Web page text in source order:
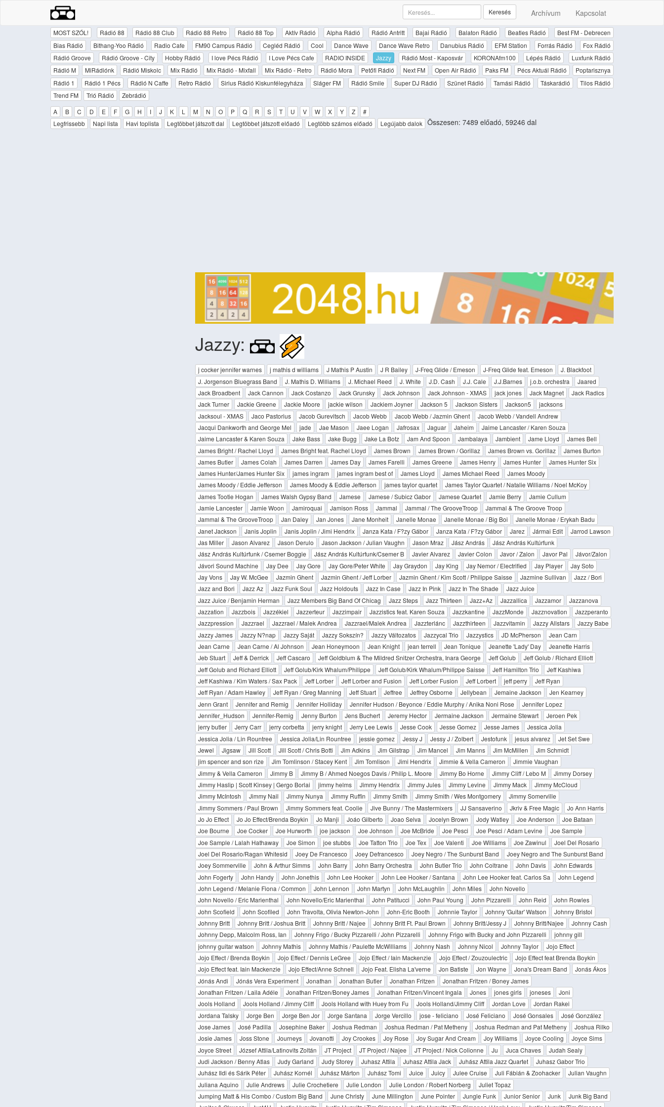
Archívum Kapcsolat
Keresés
MOST SZÓL! Rádió 88 Rádió 88 Club Rádió 88 Retro Rádió 88 Top Aktív Rádió Alpha Rádió Rádió Antritt Bajai Rádió Balaton Rádió Beatles Rádió
Best FM - Debrecen
Bias Rádió
Bithang-Yoo Rádió Radio Cafe FM90 Campus Rádió Cegléd Rádió Cool Dance Wave Dance Wave Retro Danubius Rádió EFM Station Forrás Rádió
Fox Rádió
Rádió Groove
Rádió Groove - City Hobby Rádió I love Pécs Rádió I Love Pécs Cafe RADIO INSIDE Jazzy Rádió Most - Kaposvár KORONAfm100 Lépés Rádió
Luxfunk Rádió
Rádió M
MiRádiónk Rádió Miskolc Mix Rádió Mix Rádió - Mixfall Mix Rádió - Retro Rádió Mora Petőfi Rádió Next FM Open Air Rádió Paks FM Pécs Aktuál Rádió
Poptarisznya
Rádió 1
Rádió 1 Pécs Rádió N Caffe Retro Rádió Sirius Rádió Kiskunfélegyháza Sláger FM Rádió Smile Super DJ Rádió Szünet Rádió Tamási Rádió Táskarádió
Tilos Rádió
Trend FM
Trió Rádió
Zebrádió
A
B C D E F G H I J K L M N O P Q R S T U V W X Y Z
#
Legfrissebb
Napi lista Havi toplista Legtöbbet játszott dal Legtöbbet játszott előadó Legtöbb számos előadó Legújabb dalok Összesen: 7489 előadó, 59246 dal
Jazzy:
j cocker jennifer warnes j mathis d williams J Mathis P Austin J R Bailey J-Freq Glide / Emeson J-Freq Glide feat. Emeson
J. Blackfoot
J. Jorgenson Bluegrass Band
J. Mathis D. Williams J. Michael Reed J. White J.D. Cash J.J. Cale J.J.Barnes j.o.b. orchestra
Jaared
Jack Broadbent
Jack Cannon Jack Costanzo Jack Grunsky Jack Johnson Jack Johnson - XMAS jack jones Jack Magnet
Jack Radics
Jack Turner
Jackie Greene Jackie Moore jackie wilson Jackiem Joyner Jackson 5 Jackson Sisters Jackson5
jacksons
Jacksoul - XMAS
Jaco Pastorius Jacob Gurevitsch Jacob Webb Jacob Webb / Jazmin Ghent
Jacob Webb / Vandell Andrew
Jacqui Dankworth and George Mel
jade Jae Mason Jaee Logan Jafrosax Jaguar Jaheim
Jaime Lancaster / Karen Souza
Jaime Lancaster & Karen Souza
Jake Bass Jake Bugg Jake La Botz Jam And Spoon Jambalaya Jambient Jame Lloyd
James Bell
James Bright / Rachel Lloyd
James Bright feat. Rachel Lloyd James Brown James Brown / Gorillaz James Brown vs. Gorillaz
James Burton
James Butler
James Colah James Darren James Day James Farelli James Greene James Henry James Hunter
James Hunter Six
James Hunter/James Hunter Six
james ingram james ingram best of James Lloyd James Michael Reed
James Moody
James Moody / Eddie Jefferson
James Moody & Eddie Jefferson james taylor quartet
James Taylor Quartet / Natalie Williams / Noel McKoy
James Tootie Hogan
James Walsh Gypsy Band Jamese Jamese / Subicz Gabor Jamese Quartet Jamie Berry
Jamie Cullum
Jamie Lancester
Jamie Woon Jamiroquai Jamison Ross Jammal Jammal / The GrooveTroop
Jammal & The Groove Troop
Jammal & The GrooveTroop
Jan Daley Jan Jones Jane Monheit Janelle Monae Janelle Monae / Big Boi
Janelle Monae / Erykah Badu
Janet Jackson
Janis Joplin Janis Joplin / Jimi Hendrix Janza Kata / F?zy Gábor Janza Kata / F?zy Gábor Jarez Jármai Edit
Jarrod Lawson
Jas Miller
Jason Alvarez Jason Derulo Jason Jackson / Julian Vaughn Jason Mraz Jász András
Jász András Kultúrfunk
Jász András Kultúrfunk / Csemer Boggie
Jász András Kultúrfunk/Csemer B Javier Alvarez Javier Colon Javor / Zalon Javor Pal
Jávor/Zalon
Jávori Sound Machine
Jay Dee Jay Gore Jay Gore/Peter White Jay Graydon Jay King Jay Nemor / Electrified Jay Player
Jay Soto
Jay Vons
Jay W. McGee Jazmin Ghent Jazmin Ghent / Jeff Lorber Jazmin Ghent / Kim Scott / Philippe Saisse Jazmine Sullivan
Jazz / Bori
Jazz and Bori
Jazz Az Jazz Funk Soul Jazz Holdouts Jazz In Case Jazz In Pink Jazz In The Shade
Jazz Juice
Jazz Juice / Benjamin Herman
Jazz Members Big Band Of Chicag Jazz Steps Jazz Thirteen Jazz+Az Jazzallica Jazzamor
Jazzanova
Jazzation
Jazzbois Jazzékiel Jazzerteur Jazzimpair Jazzistics feat. Karen Souza Jazzkantine JazzMonde Jazznovation
Jazzperanto
Jazzpression
Jazzrael Jazzrael / Malek Andrea Jazzrael/Malek Andrea Jazzterlánc Jazzthirteen Jazzvitamin Jazzy Allstars
Jazzy Babe
Jazzy James
Jazzy N?nap Jazzy Saját Jazzy Sokszín? Jazzy Változatos Jazzycal Trio Jazzystics JD McPherson
Jean Carn
Jean Carne
Jean Carne / Al Johnson Jean Honeymoon Jean Knight jean terrell Jean Tonique Jeanette 'Lady' Day
Jeanette Harris
Jeb Stuart
Jeff & Derrick Jeff Cascaro Jeff Goldblum & The Mildred Snitzer Orchestra, Inara George Jeff Golub
Jeff Golub / Richard Elliott
Jeff Golub and Richard Elliott
Jeff Golub/Kirk Whalum/Philippe Jeff Golub/Kirk Whalum/Philippe Saisse Jeff Hamilton Trio
Jeff Kashiwa
Jeff Kashiwa / Kim Waters / Sax Pack
Jeff Lorber Jeff Lorber and Fusion Jeff Lorber Fusion Jeff Lorbert jeff perry
Jeff Ryan
Jeff Ryan / Adam Hawley
Jeff Ryan / Greg Manning Jeff Stuart Jeffree Jeffrey Osborne Jellybean Jemaine Jackson
Jen Kearney
Jenn Grant
Jennifer and Remig Jennifer Holliday Jennifer Hudson / Beyonce / Eddie Murphy / Anika Noni Rose
Jennifer Lopez
Jennifer_Hudson
Jennifer-Remig Jenny Burton Jens Buchert Jeremy Hector Jermaine Jackson Jermaine Stewart
Jeroen Pek
jerry butler
Jerry Carr jerry corbetta jerry knight Jerry Lee Lewis Jesse Cook Jesse Gomez Jesse James
Jessica Jolia
Jessica Jolia / Lin Rountree
Jessica Jolia/Lin Rountree jessie gomez Jessy J Jessy J / Zolbert Jestofunk jesus alvarez
Jet Set Swe
Jewel
Jigsaw Jill Scott Jill Scott / Chris Botti Jim Adkins Jim Gilstrap Jim Mancel Jim Manns Jim McMillen
Jim Schmidt
jim spencer and son rize
Jim Tomlinson / Stacey Kent Jim Tomlison Jimi Hendrix Jimmie & Vella Cameron
Jimmie Vaughan
Jimmy & Vella Cameron
Jimmy B Jimmy B / Ahmed Noegos Davis / Philip L. Moore Jimmy Bo Horne Jimmy Cliff / Lebo M
Jimmy Dorsey
Jimmy Haslip | Scott Kinsey | Gergo Borlai
jimmy helms Jimmy Hendrix Jimmy Jules Jimmy Levine Jimmy Mack
Jimmy McCloud
Jimmy McIntosh
Jimmy Nail Jimmy Nunya Jimmy Ruffin Jimmy Smith Jimmy Smith / Wes Montgomery
Jimmy Somerville
Jimmy Sommers / Paul Brown
Jimmy Sommers feat. Coolie Jive Bunny / The Mastermixers JJ Sansaverino Jkriv & Free Magic
Jo Ann Harris
Jo Jo Effect
Jo Jo Effect/Brenda Boykin Jo Manji Joáo Gilberto Joao Selva Jocelyn Brown Jody Watley Joe Anderson
Joe Bataan
Joe Bourne
Joe Cocker Joe Hurworth joe jackson Joe Johnson Joe McBride Joe Pesci Joe Pesci / Adam Levine
Joe Sample
Joe Sample / Lalah Hathaway
Joe Simon joe stubbs Joe Tatton Trio Joe Tex Joe Valenti Joe Williams Joe Zawinul
Joel Del Rosario
Joel Del Rosario/Ragan Whitesid
Joey De Francesco Joey Defrancesco Joey Negro / The Sunburst Band
Joey Negro and The Sunburst Band
Joey Sommerville
John & Arthur Simms John Barry John Barry Orchestra John Butler Trio John Coltrane John Davis
John Edwards
John Fogerty
John Handy John Jonethis John Lee Hooker John Lee Hooker / Santana John Lee Hooker feat. Carlos Sa
John Legend
John Legend / Melanie Fiona / Common
John Lennon John Martyn John McLaughlin John Miles
John Novello
John Novello / Eric Marienthal
John Novello/Eric Marienthal John Patitucci John Paul Young John Pizzarelli John Reid
John Rowles
John Scofield
John Scofiled John Travolta, Olivia Newton-John John-Eric Booth Johnnie Taylor Johnny 'Guitar' Watson
Johnny Bristol
Johnny Britt
Johnny Britt / Joshua Britt Johnny Britt / Najee Johnny Britt Ft. Paul Brown Johnny Britt/Jessy J Johnny Britt/Najee
Johnny Cash
Johnny Depp, Malcolm Ross, Ian
Johnny Frigo / Bucky Pizzarelli / John Pizzarelli Johnny Frigo with Bucky and John Pizzarelli
johnny gill
johnny guitar watson
Johnny Mathis Johnny Mathis / Paulette McWilliams Johnny Nash Johnny Nicol Johnny Taylor
Jojo Effect
Jojo Effect / Brenda Boykin
Jojo Effect / Dennis LeGree Jojo Effect / Iain Mackenzie Jojo Effect / Zouzoulectric
Jojo Effect feat Brenda Boykin
Jojo Effect feat. Iain Mackenzie
Jojo Effect/Anne Schnell Jojo Feat. Elisha La'verne Jon Batiste Jon Wayne Jona's Dream Band
Jonás Ákos
Jónás Andi
Jónás Vera Experiment Jonathan Jonathan Butler Jonathan Fritzen
Jonathan Fritzen / Boney James
Jonathan Fritzen / Laila Adéle
Jonathan Fritzen/Boney James Jonathan Fritzen/Vincent Ingala Jones jones girls joneses
Joni
Jools Holland
Jools Holland / Jimmy Cliff Jools Holland with Huey from Fu Jools Holland/Jimmy Cliff Jordan Love
Jordan Rakei
Jordana Talsky
Jorge Ben Jorge Ben Jor Jorge Santana Jorge Vercillo jose - feliciano José Feliciano José Gonsales
José González
Jose James
José Padilla Josephine Baker Joshua Redman Joshua Redman / Pat Metheny Joshua Redman and Pat Metheny
Joshua Rilko
Josie James
Joss Stone Journeys Jovanotti Joy Crookes Joy Rose Joy Sugar And Cream Joy Williams Joyce Cooling
Joyce Sims
Joyce Street
József Attila/Latinovits Zoltán JT Project JT Project / Najee JT Project / Nick Colionne Ju Juca Chaves
Judah Sealy
Judi Jackson / Benny Atlas
Judy Garland Judy Storey Juhasz Attila Juhasz Attila Jack Juhász Attila Jazz Quartet
Juhasz Gabor Trio
Juhász Ildi és Sárik Péter
Juhász Kornél Juhász Márton Juhász Tomi Juice Juicy Julee Cruise Juli Fábián & Zoohacker
Julian Vaughn
Juliana Aquino
Julie Andrews Julie Crochetiere Julie London Julie London / Robert Norberg
Juliet Topaz
Jumping Matt & His Combo / Custom Big Band
June Christy June Millington June Pointer Jungle Funk Junior Senior Junk
Junk Big Band